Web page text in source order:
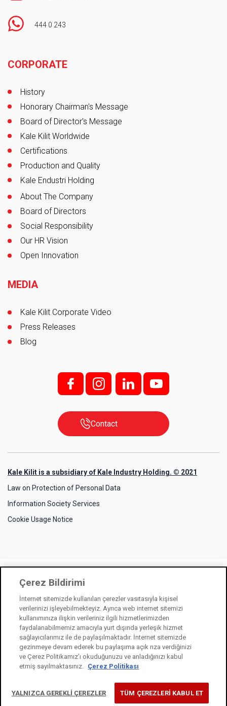
444 0 243
CORPORATE
History
Honorary Chairman's Message
Board of Director's Message
Kale Kilit Worldwide
Certifications
Production and Quality
Kale Endustri Holding
About The Company
Board of Directors
Social Responsibility
Our HR Vision
Open Innovation
MEDIA
Kale Kilit Corporate Video
Press Releases
Blog
f; i; l y
Contact
Kale Kilit is a subsidiary of Kale Industry Holding. © 2021
Law on Protection of Personal Data
Information Society Services
Cookie Usage Notice
Çerez Bildirimi
İnternet sitemizde kullanılan çerezler vasıtasıyla kişisel
verilerinizi işleyebilmekteyiz. Ayrıca web internet sitemizi
kullanımınıza ilişkin verileriniz ilgili hizmetlerimizden
faydalanabilmemiz amacıyla yurt dışında yerleşik hizmet
sağlayıcılarımız ile de paylaşılmaktadır. İnternet sitemizde
gezinmeye devam ederek bu paylaşıma açık rıza verdiğinizi
ve Çerez Politikamız’ı okuduğunuzu ve anladığınızı kabul
etmiş sayılmaktasınız. Çerez Politikası
YALNIZCA GEREKLİ ÇEREZLER TÜM ÇEREZLERİ KABUL ET